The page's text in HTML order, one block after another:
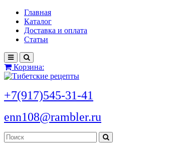
Главная
Каталог
Доставка и оплата
Статьи
Корзина:
+7(917)545-31-41
enn108@rambler.ru